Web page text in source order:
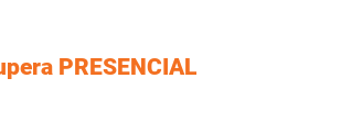
PRESENCIAL